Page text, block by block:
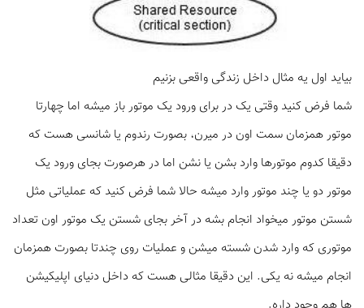
بیاید اول یه مثال داخل زندگی واقعی بزنیم
شما فرض کنید وقتی یک در برای ورود یک موتور باز میشه اما چهارتا
موتور همزمان سمت اون در میرن، بصورت رندوم یا شانسی هست که
دقیقا کدوم موتورها وارد بشن یا نشن اما در هرصورت بجای ورود یک
موتور دو یا چند موتور وارد میشه حالا شما فرض کنید که عملیاتی مثل
شستن موتور میخواد انجام بشه در آخر بجای شستن یک موتور اون تعداد
موتوری که وارد شدن شسته میشن و عملیات روی چندتا بصورت همزمان
انجام میشه نه یکی. این دقیقا مثالی هست که داخل دنیای اپلیکیشن